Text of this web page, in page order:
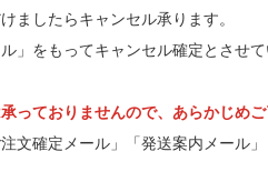
ましたらキャンセル承ります。
」をもってキャンセル確定とさせて
っておりませんので、あらかじめご
文確定メール」「発送案内メール